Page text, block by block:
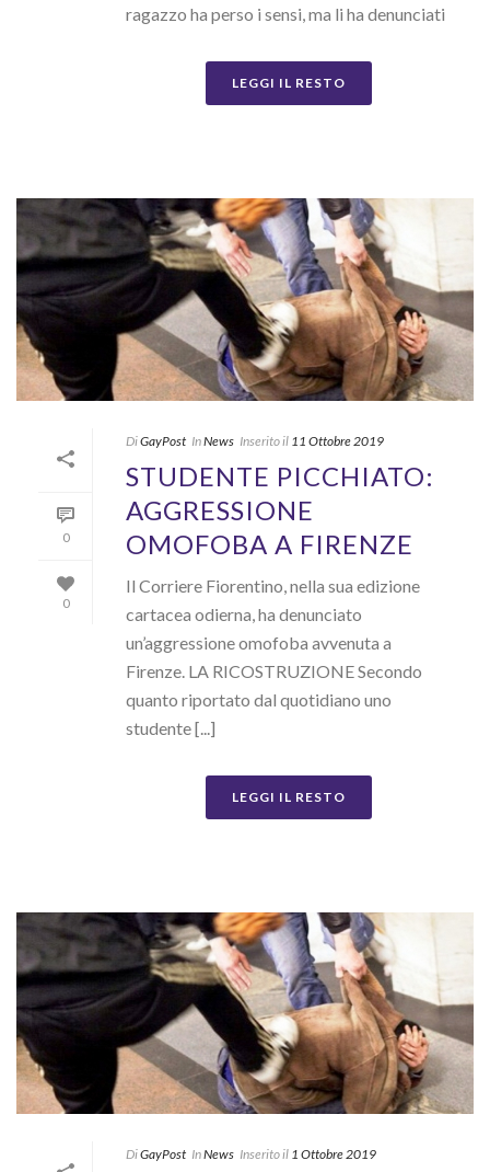
ragazzo ha perso i sensi, ma li ha denunciati
LEGGI IL RESTO
0
0
DiGayPost InNews Inserito il 11 Ottobre 2019
STUDENTE PICCHIATO:
AGGRESSIONE
OMOFOBA A FIRENZE
Il Corriere Fiorentino, nella sua edizione
cartacea odierna, ha denunciato
un’aggressione omofoba avvenuta a
Firenze. LA RICOSTRUZIONE Secondo
quanto riportato dal quotidiano uno
studente [...]
LEGGI IL RESTO
DiGayPost InNews Inserito il 1 Ottobre 2019